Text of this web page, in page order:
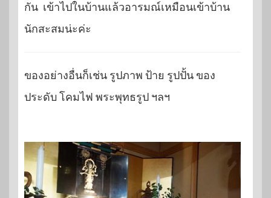
กัน เข้าไปในบ้านแล้วอารมณ์เหมือนเข้าบ้าน
นักสะสมน่ะค่ะ
ของอย่างอื่นก็เช่น รูปภาพ ป้าย รูปปั้น ของ
ประดับ โคมไฟ พระพุทธรูป ฯลฯ